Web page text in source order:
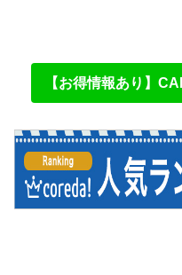
【お得情報あり】